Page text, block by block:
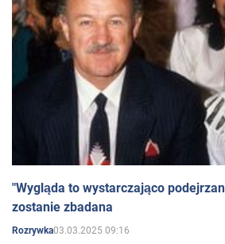
"Wygląda to wystarczająco
zostanie zbadana
Rozrywka03.03.2025 09:16